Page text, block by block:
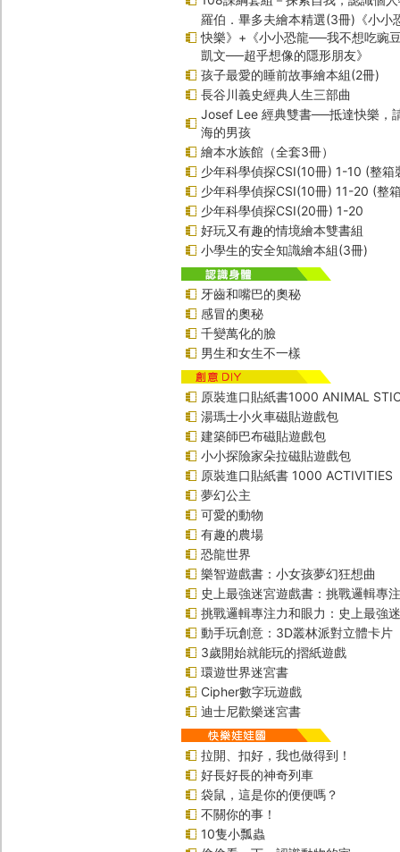
羅伯．畢多夫繪本精選(3冊)《小小
快樂》+《小小恐龍──我不想吃豌
凱文──超乎想像的隱形朋友》
孩子最愛的睡前故事繪本組(2冊)
長谷川義史經典人生三部曲
Josef Lee 經典雙書──抵達快樂，
海的男孩
繪本水族館（全套3冊）
少年科學偵探CSI(10冊) 1-10 (整箱
少年科學偵探CSI(10冊) 11-20 (整
少年科學偵探CSI(20冊) 1-20
好玩又有趣的情境繪本雙書組
小學生的安全知識繪本組(3冊)
牙齒和嘴巴的奧秘
感冒的奧秘
千變萬化的臉
男生和女生不一樣
原裝進口貼紙書1000 ANIMAL
湯瑪士小火車磁貼遊戲包
建築師巴布磁貼遊戲包
小小探險家朵拉磁貼遊戲包
原裝進口貼紙書 1000 ACTIVITIES
夢幻公主
可愛的動物
有趣的農場
恐龍世界
樂智遊戲書：小女孩夢幻狂想曲
史上最強迷宮遊戲書：挑戰邏輯專
挑戰邏輯專注力和眼力：史上最強
動手玩創意：3D叢林派對立體卡片
3歲開始就能玩的摺紙遊戲
環遊世界迷宮書
Cipher數字玩遊戲
迪士尼歡樂迷宮書
拉開、扣好，我也做得到！
好長好長的神奇列車
袋鼠，這是你的便便嗎？
不關你的事！
10隻小瓢蟲